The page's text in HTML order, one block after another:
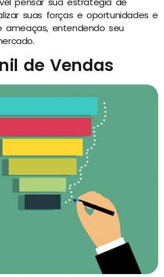
suas forças e oportunidades e
ameaças, entendendo seu
de Vendas